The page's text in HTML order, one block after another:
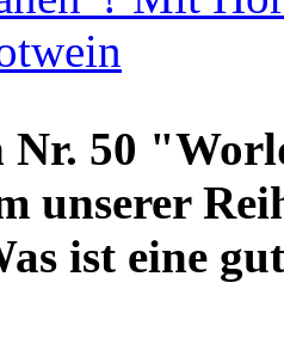
Nr. 50
unserer
ist eine